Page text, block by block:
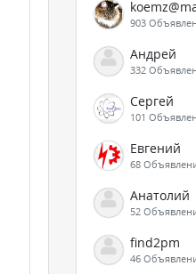
903
Андрей
332
Сергей
101
Евгений
68
Анатолий
52
find2pm
46